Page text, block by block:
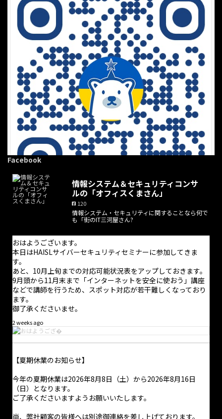
昨日は、とても良い試合展開で5年ぶりの開幕戦勝利を飾りまし
た。良かった良かった。
そして、今日は札幌周辺でスタンプ集めなどをしております。非
常に良い天気で気持ち良いです。
夏休みらしい過ごし方ですね
Facebook
情報システム＆セキュリティコンサ
ルの「オフィスくまさん」
120
情報システム・セキュリティに関することなら何で
も「街のIT三河屋さん?
おはようございます。
本日はHAISLサイバーセキュリティセミナーに参加してきま
す。
あと、10月上旬までの対応可能状況表をアップしておきます。
9月頭から11月末まで「インターネットを安全に使おう」講座
などで講師を行うため、スポット対応が若干難しくなっており
ます。
御了承くださいませ。
2 weeks ago
【夏期休業のお知らせ】
今年の夏期休業は2026年8月8日（土）から2026年8月16日
（日）となります。
ご了承くださいますようお願いいたします。
尚、弊社顧客の皆様へは別途御連絡を差し上げております。